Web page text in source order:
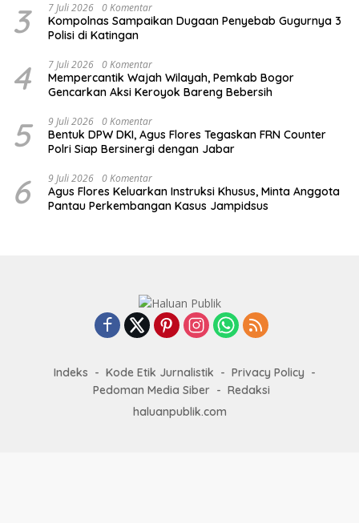
3 7 Juli 2026 0 Komentar
Kompolnas Sampaikan Dugaan Penyebab Gugurnya 3
Polisi di Katingan
4 7 Juli 2026 0 Komentar
Mempercantik Wajah Wilayah, Pemkab Bogor
Gencarkan Aksi Keroyok Bareng Bebersih
5 9 Juli 2026 0 Komentar
Bentuk DPW DKI, Agus Flores Tegaskan FRN Counter
Polri Siap Bersinergi dengan Jabar
6 9 Juli 2026 0 Komentar
Agus Flores Keluarkan Instruksi Khusus, Minta Anggota
Pantau Perkembangan Kasus Jampidsus
Indeks Kode Etik Jurnalistik
Privacy Policy
Pedoman Media Siber
Redaksi
haluanpublik.com